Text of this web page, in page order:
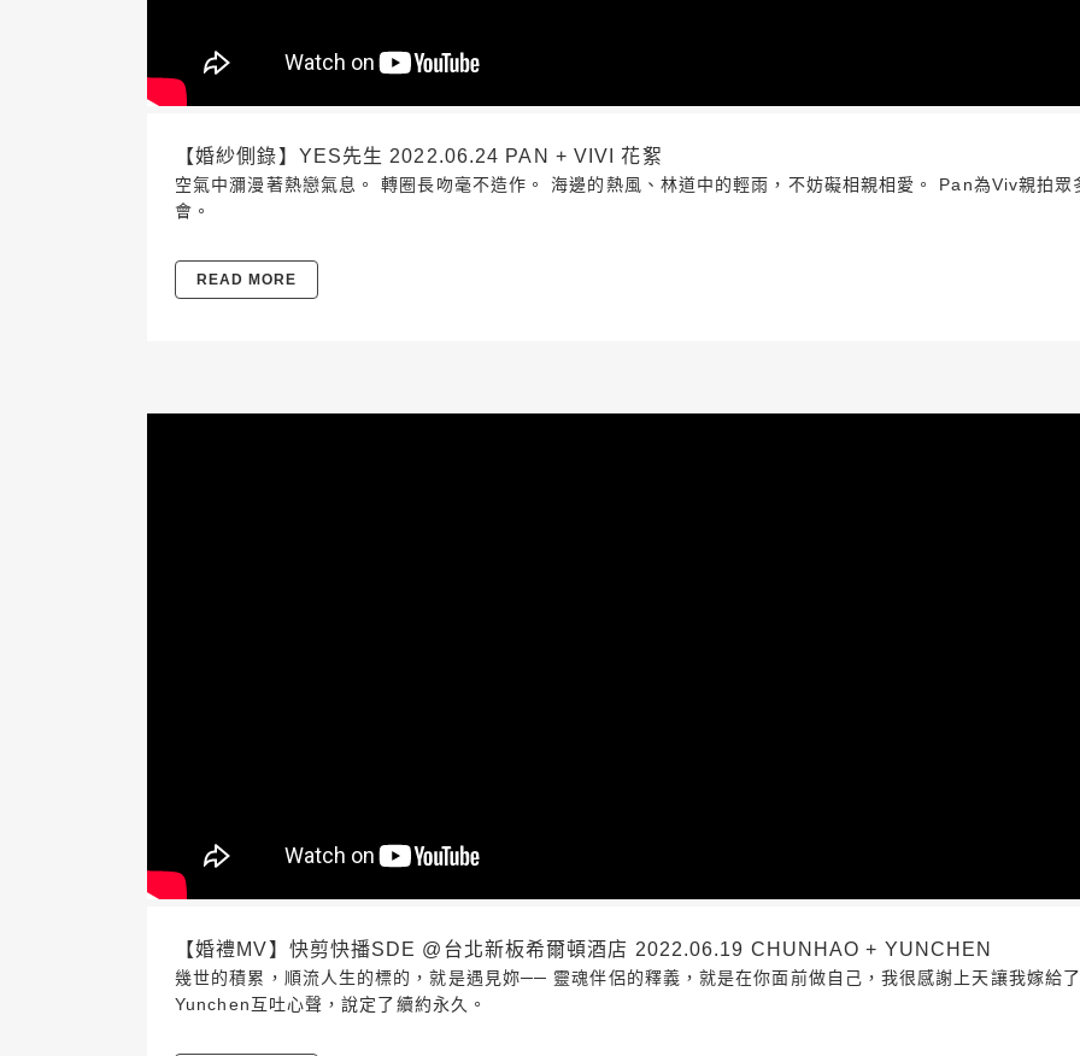
【婚紗側錄】YES先生 2022.06.24 PAN + VIVI 花絮
空氣中瀰漫著熱戀氣息。 轉圈長吻毫不造作。 海邊的熱風、林道中的輕雨，不妨礙相親相愛。 Pan為Viv親拍
會。
READ MORE
【婚禮MV】快剪快播SDE @台北新板希爾頓酒店 2022.06.19 CHUNHAO + YUNCHEN
幾世的積累，順流人生的標的，就是遇見妳── 靈魂伴侶的釋義，就是在你面前做自己，我很感謝上天讓我嫁
Yunchen互吐心聲，說定了續約永久。